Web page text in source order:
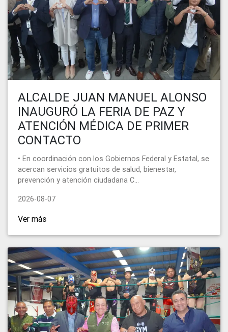
ALCALDE JUAN MANUEL ALONSO
INAUGURÓ LA FERIA DE PAZ Y
ATENCIÓN MÉDICA DE PRIMER
CONTACTO
• En coordinación con los Gobiernos Federal y Estatal, se
acercan servicios gratuitos de salud, bienestar,
prevención y atención ciudadana C...
2026-08-07
Ver más